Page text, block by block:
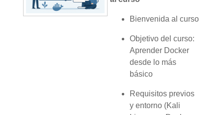
Bienvenida al curso
Objetivo del curso:
Aprender Docker
desde lo más
básico
Requisitos previos
y entorno (Kali